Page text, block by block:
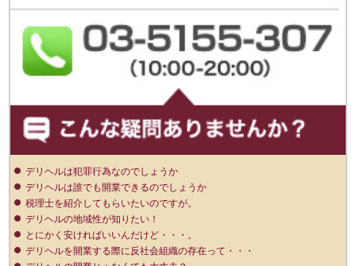
デリヘルは犯罪行為なのでしょうか
デリヘルは誰でも開業できるのでしょうか
税理士を紹介してもらいたいのですが。
デリヘルの地域性が知りたい！
とにかく安ければいいんだけど・・・。
デリヘルを開業する際に反社会組織の存在って・・・